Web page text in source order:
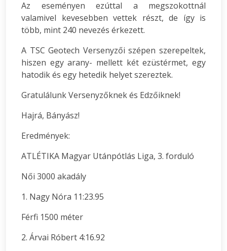
Az eseményen ezúttal a megszokottnál
valamivel kevesebben vettek részt, de így is
több, mint 240 nevezés érkezett.
A TSC Geotech Versenyzői szépen szerepeltek,
hiszen egy arany- mellett két ezüstérmet, egy
hatodik és egy hetedik helyet szereztek.
Gratulálunk Versenyzőknek és Edzőiknek!
Hajrá, Bányász!
Eredmények:
ATLÉTIKA Magyar Utánpótlás Liga, 3. forduló
Női 3000 akadály
1. Nagy Nóra 11:23.95
Férfi 1500 méter
2. Árvai Róbert 4:16.92